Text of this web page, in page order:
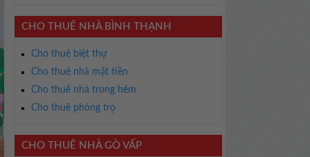
CHO THUÊ NHÀ BÌNH THẠNH
Cho thuê biệt thự
Cho thuê nhà mặt tiền
Cho thuê nhà trong hẻm
Cho thuê phòng trọ
CHO THUÊ NHÀ GÒ VẤP